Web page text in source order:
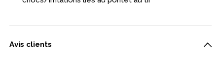
Avis clients